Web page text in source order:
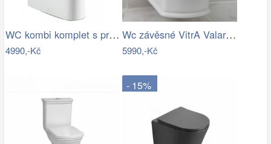
WC kombi komplet s prkénkem softclose…
4990,-Kč
Wc závěsné VitrA Valarte zadní odpad…
5990,-Kč
- 15%